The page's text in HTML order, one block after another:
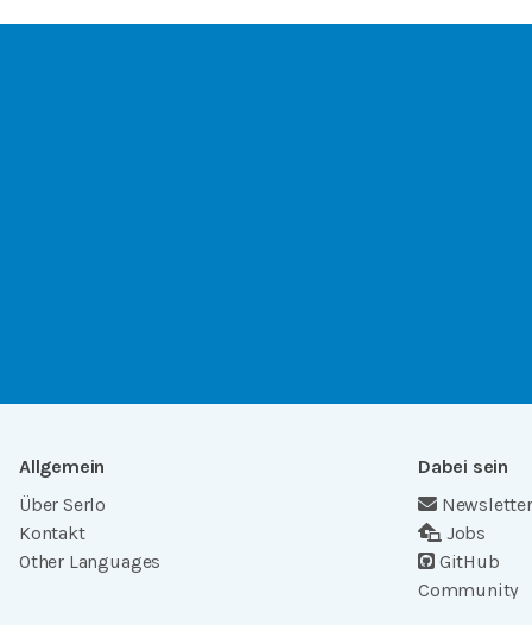
Allgemein
Über Serlo
Kontakt
Other Languages
Dabei sein
Newsletter
Jobs
GitHub
Community